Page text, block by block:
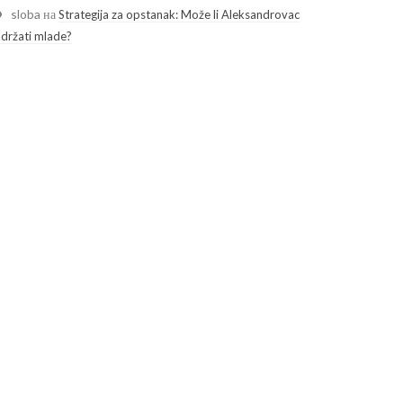
sloba наStrategija za opstanak: Može li Aleksandrovac
mlade?